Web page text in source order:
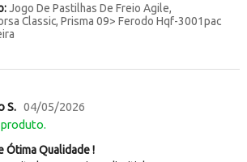
Jogo De Pastilhas De Freio Agile,
Classic, Prisma 09> Ferodo Hqf-3001pac
S. 04/05/2026
Ótima Qualidade !